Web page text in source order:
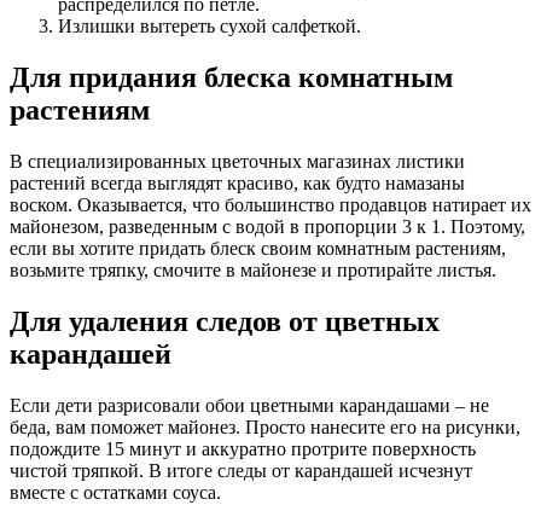
распределился по петле.
Излишки вытереть сухой салфеткой.
Для придания блеска комнатным
растениям
В специализированных цветочных магазинах листики
растений всегда выглядят красиво, как будто намазаны
воском. Оказывается, что большинство продавцов натирает их
майонезом, разведенным с водой в пропорции 3 к 1. Поэтому,
если вы хотите придать блеск своим комнатным растениям,
возьмите тряпку, смочите в майонезе и протирайте листья.
Для удаления следов от цветных
карандашей
Если дети разрисовали обои цветными карандашами – не
беда, вам поможет майонез. Просто нанесите его на рисунки,
подождите 15 минут и аккуратно протрите поверхность
чистой тряпкой. В итоге следы от карандашей исчезнут
вместе с остатками соуса.